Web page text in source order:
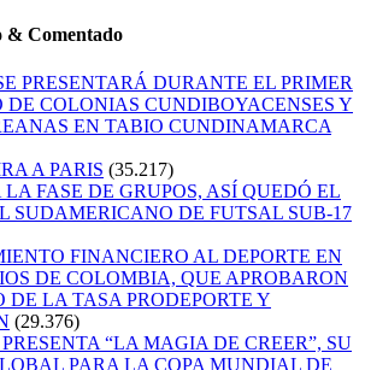
& Comentado
PRESENTARÁ DURANTE EL PRIMER
DE COLONIAS CUNDIBOYACENSES Y
EN TABIO CUNDINAMARCA
A PARIS (35.217)
FASE DE GRUPOS, ASÍ QUEDÓ EL
SUDAMERICANO DE FUTSAL SUB-17
FINANCIERO AL DEPORTE EN
DE COLOMBIA, QUE APROBARON
DE LA TASA PRODEPORTE Y
(29.376)
“LA MAGIA DE CREER”, SU
PARA LA COPA MUNDIAL DE